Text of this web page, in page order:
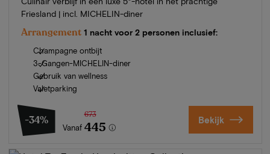
Friesland | incl. MICHELIN-diner
Arrangement 1 nacht voor 2 personen inclusief:
Champagne ontbijt
3-Gangen-MICHELIN-diner
Gebruik van wellness
Valetparking
-34%
Vanaf
673
445 Bekijk